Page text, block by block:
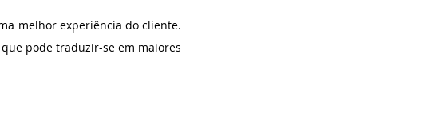
melhor experiência do cliente.
pode traduzir-se em maiores